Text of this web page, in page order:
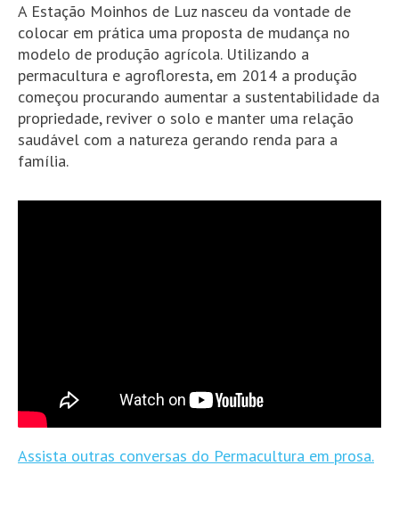
A Estação Moinhos de Luz nasceu da vontade de
colocar em prática uma proposta de mudança no
modelo de produção agrícola. Utilizando a
permacultura e agrofloresta, em 2014 a produção
começou procurando aumentar a sustentabilidade da
propriedade, reviver o solo e manter uma relação
saudável com a natureza gerando renda para a
família.
Assista outras conversas do Permacultura em prosa.